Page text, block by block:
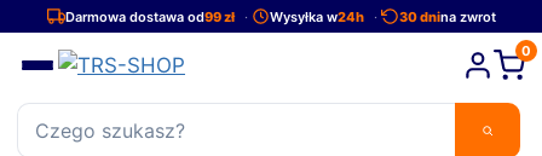
PrzejdźDarmowa dostawa od99 zł Wysyłka w24h 30 dnina zwrot
0